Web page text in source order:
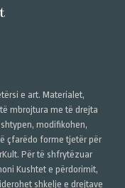
e art. Materialet,
mbrojtura me të drejta
modifikohen,
çfarëdo forme tjetër për
Për të shfrytëzuar
Kushtet e përdorimit,
shkelje e drejtave